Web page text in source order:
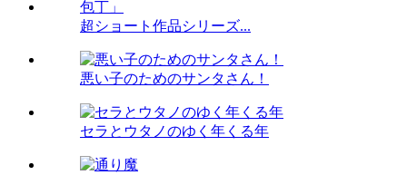
超ショート作品シリーズ...
悪い子のためのサンタさん！
セラとウタノのゆく年くる年